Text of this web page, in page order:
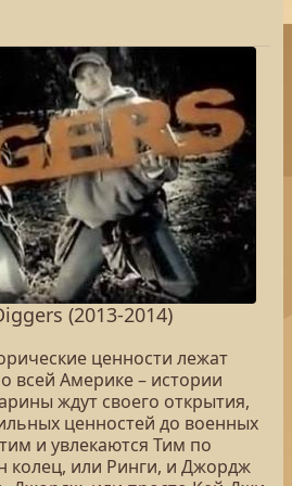
(2013-2014)
ценности лежат
всей Америке – истории
ждут своего открытия,
ценностей до военных
и увлекаются Тим по
колец, или Ринги, и Джордж